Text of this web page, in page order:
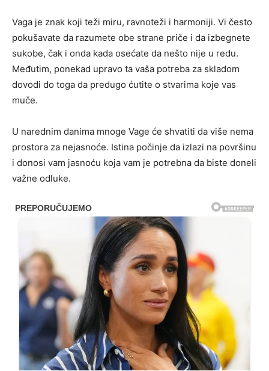
Vaga je znak koji teži miru, ravnoteži i harmoniji. Vi često
pokušavate da razumete obe strane priče i da izbegnete
sukobe, čak i onda kada osećate da nešto nije u redu.
Međutim, ponekad upravo ta vaša potreba za skladom
dovodi do toga da predugo ćutite o stvarima koje vas
muče.
U narednim danima mnoge Vage će shvatiti da više nema
prostora za nejasnoće. Istina počinje da izlazi na površinu
i donosi vam jasnoću koja vam je potrebna da biste doneli
važne odluke.